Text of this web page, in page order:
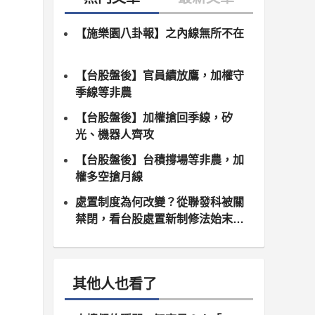
【施樂園八卦報】之內線無所不在
【台股盤後】官員續放鷹，加權守
季線等非農
【台股盤後】加權搶回季線，矽
光、機器人齊攻
【台股盤後】台積撐場等非農，加
權多空搶月線
處置制度為何改變？從聯發科被關
禁閉，看台股處置新制修法始末（8
其他人也看了